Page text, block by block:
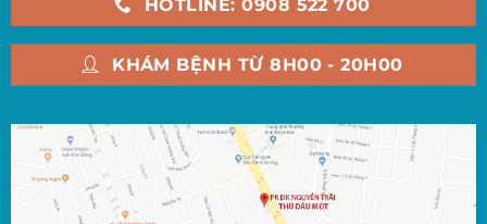
HOTLINE: 0908 522 700
KHÁM BỆNH TỪ 8H00 - 20H00